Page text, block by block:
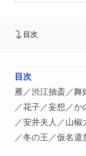
目次
目次
雁／渋江抽斎／舞
／花子／妄想／
／安井夫人／山
／冬の王／仮名